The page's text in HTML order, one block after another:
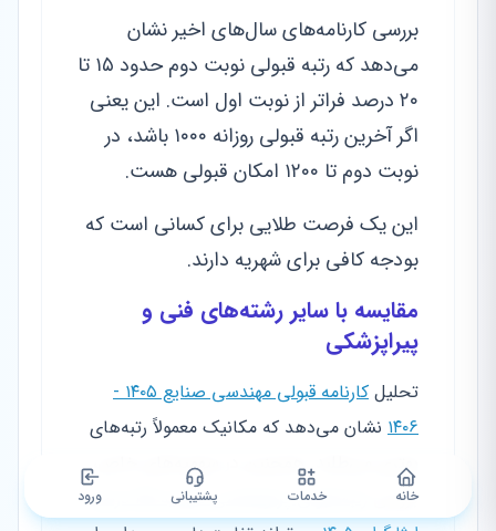
بررسی کارنامه‌های سال‌های اخیر نشان
می‌دهد که رتبه قبولی
نوبت دوم حدود ۱۵ تا
۲۰ درصد فراتر از نوبت اول است. این یعنی
اگر آخرین رتبه قبولی روزانه ۱۰۰۰ باشد، در
نوبت دوم تا ۱۲۰۰ امکان قبولی هست.
این یک فرصت طلایی برای کسانی است که
بودجه کافی برای شهریه دارند.
مقایسه با سایر رشته‌های فنی و
پیراپزشکی
تحلیل
کارنامه قبولی مهندسی صنایع ۱۴۰۵ -
۱۴۰۶ نشان می‌دهد که مکانیک معمولاً رتبه‌های
بهتری می‌طلبد. همچنین در سهمیه‌های خاص،
بررسی
رتبه قبولی پرتوشناسی سهمیه ۲۵ درصد
خانه خدمات پشتیبانی ورود